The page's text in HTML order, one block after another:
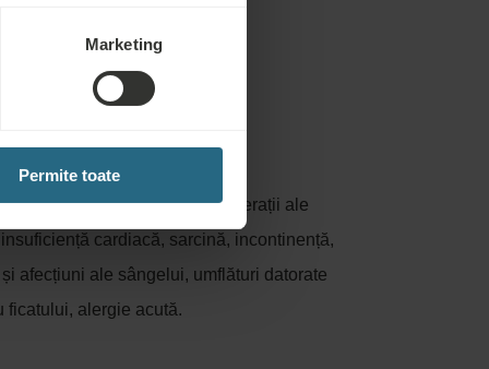
Marketing
Permite toate
tromboză acută, flebită, ulcerații ale
cardiacă, sarcină, incontinență,
afecțiuni ale sângelui, umflături datorate
ficatului, alergie acută.